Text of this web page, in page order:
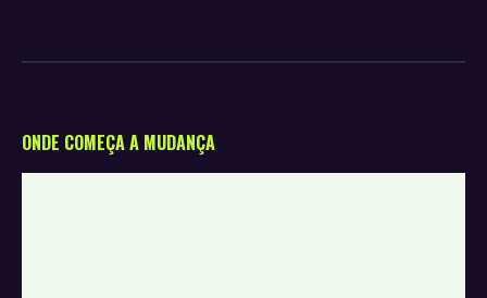
ONDE COMEÇA A MUDANÇA